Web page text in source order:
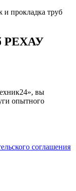
прокладка труб
РЕХАУ
вы
опытного
соглашения